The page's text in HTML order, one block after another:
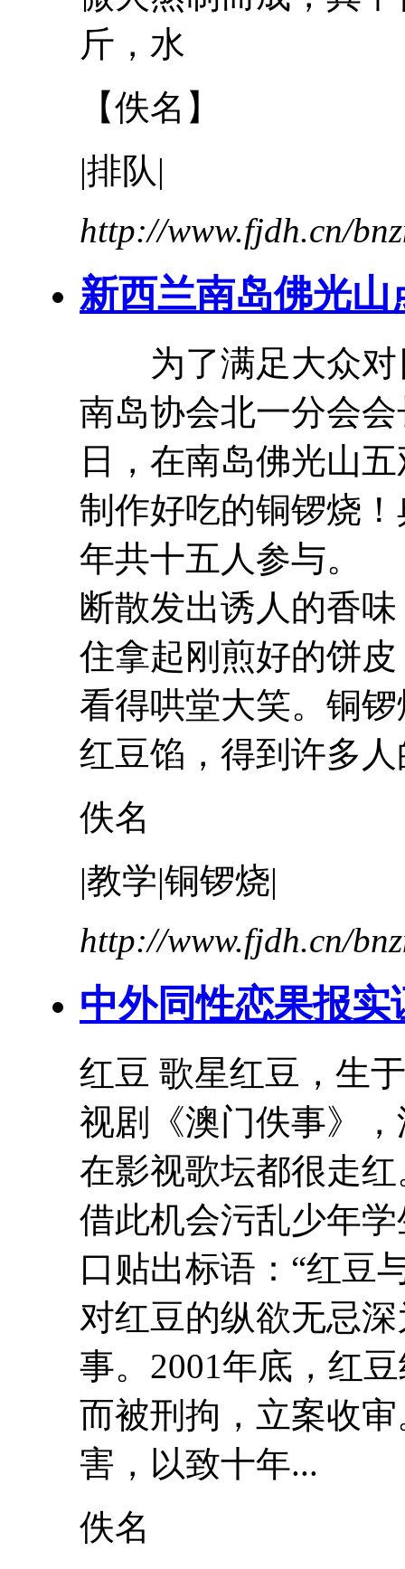
斤，水
【佚名】
|排队|
http://www.fjdh.cn/
新西兰南岛佛光
为了满足大众对
南岛协会北一分会
日，在南岛佛光山
制作好吃的铜锣烧
年共十五人参与。
断散发出诱人的香
住拿起刚煎好的饼
看得哄堂大笑。铜
红豆馅，得到许多
佚名
|教学|铜锣烧|
http://www.fjdh.cn/
中外同性恋果报实
红豆 歌星红豆 ，生
视剧《澳门佚事》
在影视歌坛都很走
借此机会污乱少年
口贴出标语：“红豆
对红豆的纵欲无忌
事。2001年底， 红豆
而被刑拘，立案收
害，以致十年...
佚名